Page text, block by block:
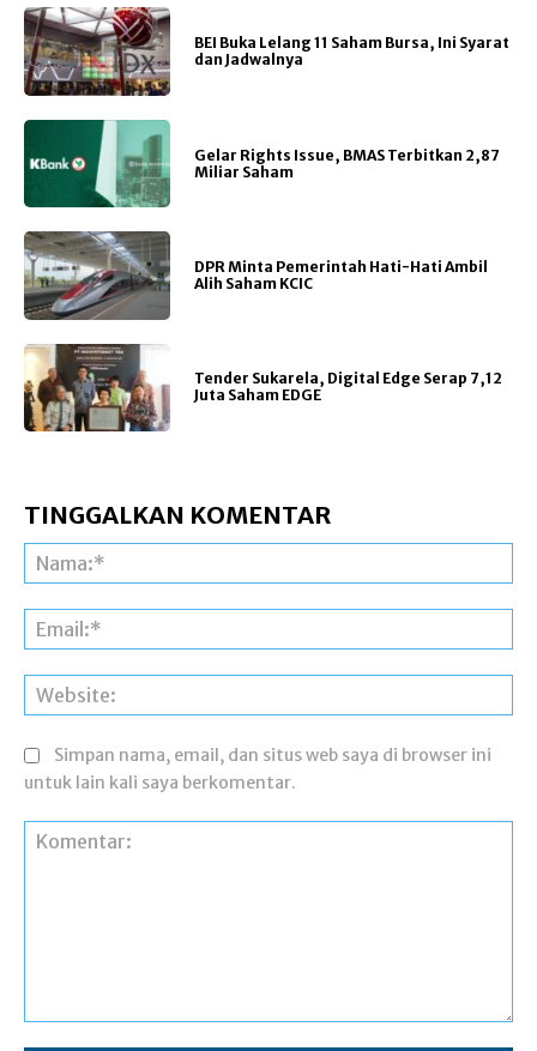
BEI Buka Lelang 11 Saham Bursa, Ini Syarat
dan Jadwalnya
Gelar Rights Issue, BMAS Terbitkan 2,87
Miliar Saham
DPR Minta Pemerintah Hati-Hati Ambil
Alih Saham KCIC
Tender Sukarela, Digital Edge Serap 7,12
Juta Saham EDGE
TINGGALKAN KOMENTAR
Simpan nama, email, dan situs web saya di browser ini
untuk lain kali saya berkomentar.